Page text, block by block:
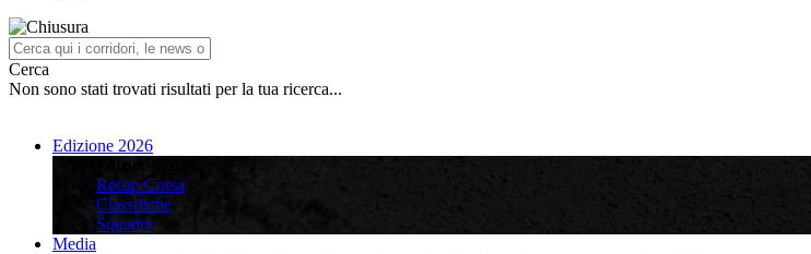
Cerca
Non sono stati trovati risultati per la tua ricerca...
Edizione 2026
Recap Corsa
Classifiche
Squadre
Media